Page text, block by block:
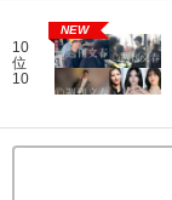
10
位
10
NEW